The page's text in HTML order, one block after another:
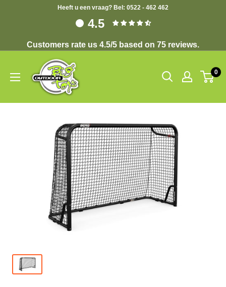
Heeft u een vraag? Bel: 0522 - 462 462
4.5
Customers rate us 4.5/5 based on 75 reviews.
0